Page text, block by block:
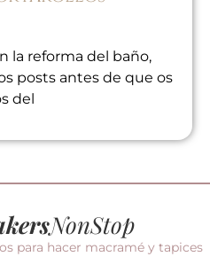
la reforma del baño,
posts antes de que os
del
NonStop
para hacer macramé y tapices